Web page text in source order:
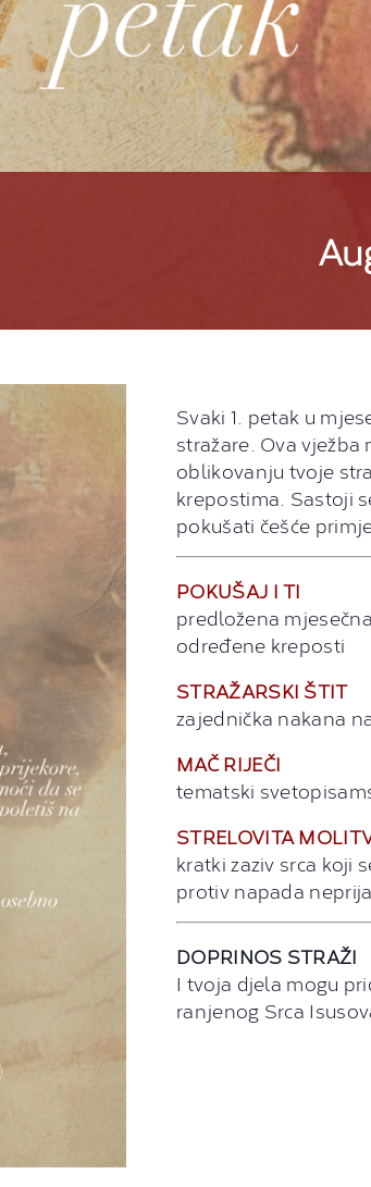
Svaki 1. petak u
stražare. Ova
oblikovanju tvoje
krepostima. Sastoji
pokušati češće
POKUŠAJ I TI
predložena
određene kreposti
STRAŽARSKI ŠTIT
zajednička nakana
MAČ RIJEČI
tematski
STRELOVITA
kratki zaziv srca koji
protiv napada
DOPRINOS STRAŽI
I tvoja djela mogu
ranjenog Srca